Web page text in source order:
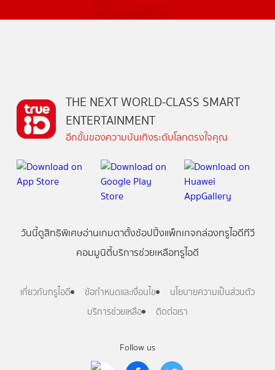
Follow us
THE NEXT WORLD-CLASS SMART
ENTERTAINMENT
อีกขั้นของความบันเทิงระดับโลกตรงใจคุณ
วันนี้ดูสิทธิพิเศษอ่านเกมตาตั้งช้อปปิ้งแพ็กเกจกล่องทรูไอดีทีวี
คอมมูนิตี้บริการช่วยเหลือทรูไอดี
เกี่ยวกับทรูไอดี ข้อกำหนดและเงื่อนไข
นโยบายความเป็นส่วนตัว
บริการช่วยเหลือ
ติดต่อเรา